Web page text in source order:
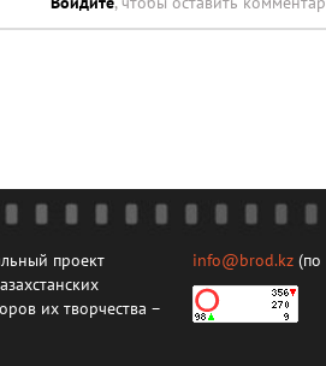
проект
их творчества –
info@brod.kz (по